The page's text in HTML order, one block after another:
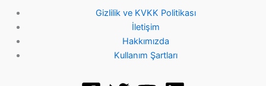
Gizlilik ve KVKK Politikası
İletişim
Hakkımızda
Kullanım Şartları